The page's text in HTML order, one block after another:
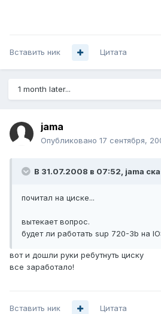
Вставить ник Цитата
1 month later...
jama
Опубликовано 17 сентября,
В 31.07.2008 в 07:52, jama
почитал на циске...
вытекает вопрос.
будет ли работать sup 720-3b на
вот и дошли руки ребутнуть циску
все заработало!
Вставить ник Цитата